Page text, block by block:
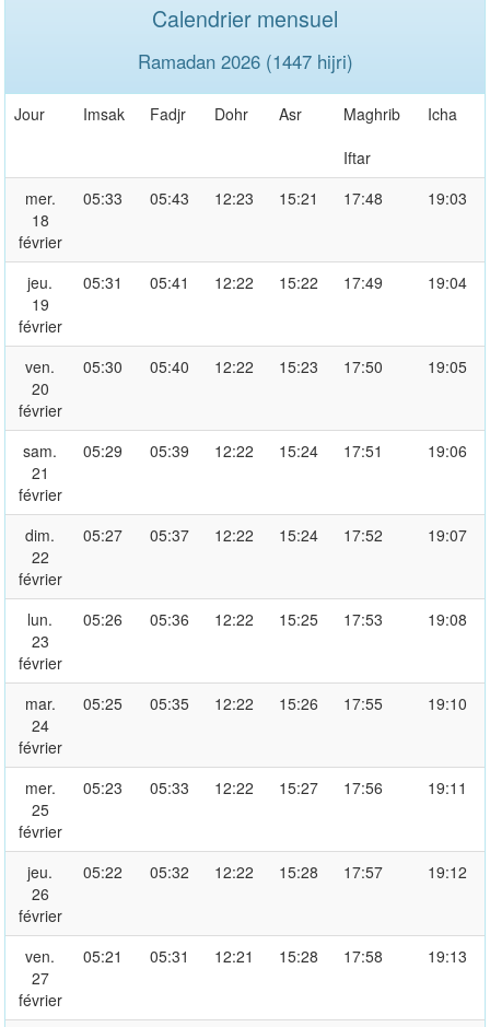
Calendrier mensuel
Ramadan 2026 (1447 hijri)
Jour Imsak Fadjr Dohr Asr
Maghrib
Iftar
Icha
mer.
18
février
05:33 05:43 12:23 15:21 17:48 19:03
jeu.
19
février
05:31 05:41 12:22 15:22 17:49 19:04
ven.
20
février
05:30 05:40 12:22 15:23 17:50 19:05
sam.
21
février
05:29 05:39 12:22 15:24 17:51 19:06
dim.
22
février
05:27 05:37 12:22 15:24 17:52 19:07
lun.
23
février
05:26 05:36 12:22 15:25 17:53 19:08
mar.
24
février
05:25 05:35 12:22 15:26 17:55 19:10
mer.
25
février
05:23 05:33 12:22 15:27 17:56 19:11
jeu.
26
février
05:22 05:32 12:22 15:28 17:57 19:12
ven.
27
février
05:21 05:31 12:21 15:28 17:58 19:13